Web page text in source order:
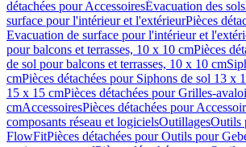
détachées pour AccessoiresÉvacuation des sols
surface pour l'intérieur et l'extérieurPièces
Evacuation de surface pour l'intérieur et
pour balcons et terrasses, 10 x 10 cmPièces
de sol pour balcons et terrasses, 10 x 10 cm
cmPièces détachées pour Siphons de sol 13 x
15 x 15 cmPièces détachées pour Grilles-
cmAccessoiresPièces détachées pour
composants réseau et logicielsOutillagesOutils
FlowFitPièces détachées pour Outils pour